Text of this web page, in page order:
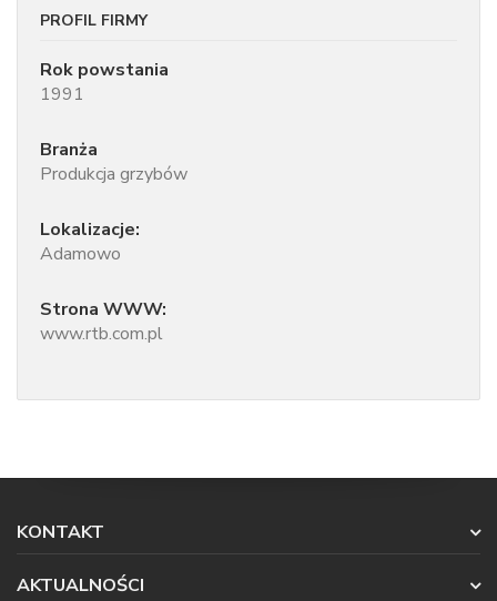
PROFIL FIRMY
Rok powstania
1991
Branża
Produkcja grzybów
Lokalizacje:
Adamowo
Strona WWW:
www.rtb.com.pl
KONTAKT
AKTUALNOŚCI